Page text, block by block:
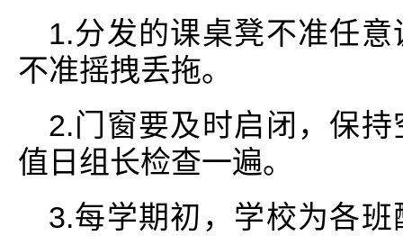
1.分发的课桌凳不准任
不准摇拽丢拖。
2.门窗要及时启闭，保
值日组长检查一遍。
3.每学期初，学校为各